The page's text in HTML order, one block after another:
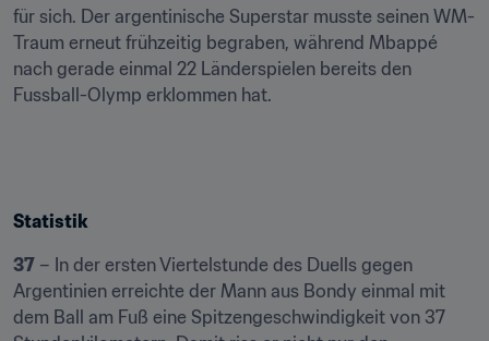
für sich. Der argentinische Superstar musste seinen WM-
Traum erneut frühzeitig begraben, während Mbappé
nach gerade einmal 22 Länderspielen bereits den
Fussball-Olymp erklommen hat.
Statistik
37 – In der ersten Viertelstunde des Duells gegen
Argentinien erreichte der Mann aus Bondy einmal mit
dem Ball am Fuß eine Spitzengeschwindigkeit von 37